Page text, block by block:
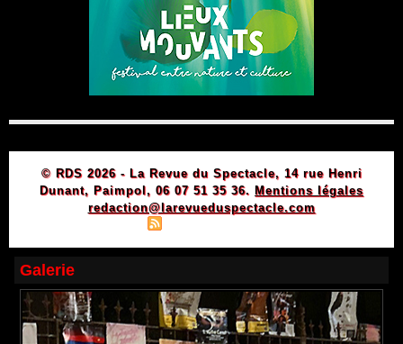
© RDS 2026 - La Revue du Spectacle, 14 rue Henri
Dunant, Paimpol, 06 07 51 35 36. Mentions légales
redaction@larevueduspectacle.com
Galerie